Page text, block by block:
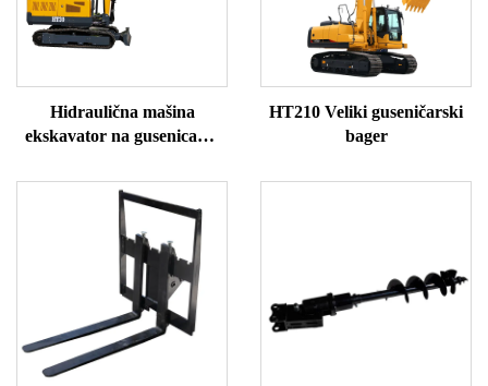
Hidraulična mašina
ekskavator na gusenicama
prodaju
HT210 Veliki guseničarski
bager